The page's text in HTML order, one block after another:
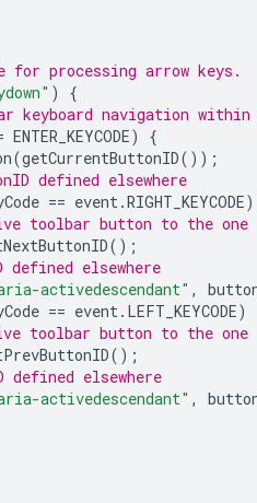
for processing arrow keys.
)
{
keyboard navigation
ENTER_KEYCODE)
{
(getCurrentButtonID());
defined elsewhere
== event .RIGHT_KEYCODE)
toolbar button to the
();
defined elsewhere
activedescendant" ,
== event . LEFT_KEYCODE)
toolbar button to the
();
defined elsewhere
activedescendant" ,